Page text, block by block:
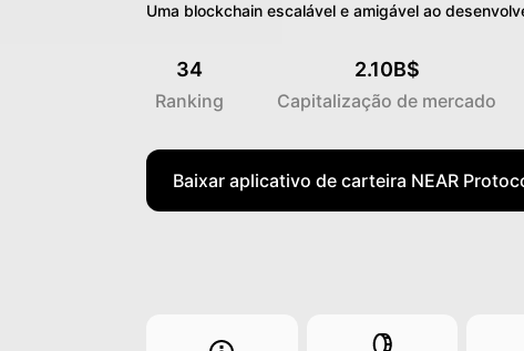
Uma blockchain escalável e amigável ao
34
Ranking
2.10B$
Capitalização de mercado
Baixar aplicativo de carteira NEAR